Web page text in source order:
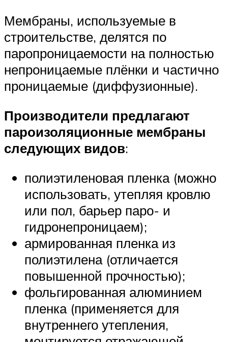
Мембраны, используемые в
строительстве, делятся по
паропроницаемости на полностью
непроницаемые плёнки и частично
проницаемые (диффузионные).
Производители предлагают
пароизоляционные мембраны
следующих видов:
полиэтиленовая пленка (можно
использовать, утепляя кровлю
или пол, барьер паро- и
гидронепроницаем);
армированная пленка из
полиэтилена (отличается
повышенной прочностью);
фольгированная алюминием
пленка (применяется для
внутреннего утепления,